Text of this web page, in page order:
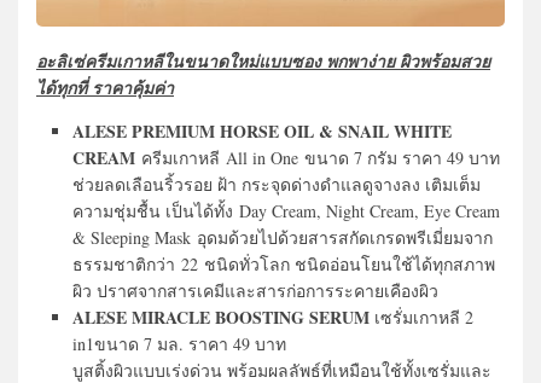
อะลิเซ่ครีมเกาหลีในขนาดใหม่แบบซอง พกพาง่าย ผิวพร้อมสวย
ได้ทุกที่ ราคาคุ้มค่า
ALESE PREMIUM HORSE OIL & SNAIL WHITE
CREAM ครีมเกาหลี All in One ขนาด 7 กรัม ราคา 49 บาท
ช่วยลดเลือนริ้วรอย ฝ้า กระจุดด่างดำแลดูจางลง เติมเต็ม
ความชุ่มชื้น เป็นได้ทั้ง Day Cream, Night Cream, Eye Cream
& Sleeping Mask อุดมด้วยไปด้วยสารสกัดเกรดพรีเมี่ยมจาก
ธรรมชาติกว่า 22 ชนิดทั่วโลก ชนิดอ่อนโยนใช้ได้ทุกสภาพ
ผิว ปราศจากสารเคมีและสารก่อการระคายเคืองผิว
ALESE MIRACLE BOOSTING SERUM เซรั่มเกาหลี 2
in1ขนาด 7 มล. ราคา 49 บาท
บูสติ้งผิวแบบเร่งด่วน พร้อมผลลัพธ์ที่เหมือนใช้ทั้งเซรั่มและ